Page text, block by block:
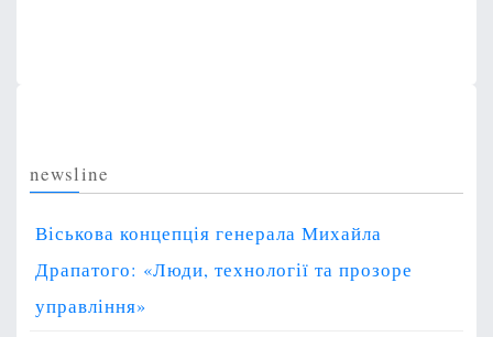
newsline
Віськова концепція генерала Михайла
Драпатого: «Люди, технології та прозоре
управління»